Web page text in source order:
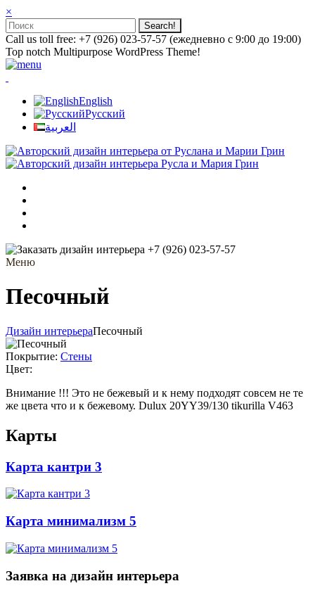
×
Call us toll free: +7 (926) 023-57-57 (ежедневно с 9:00 до 19:00)
Top notch Multipurpose WordPress Theme!
English
Русский
العربية
+7 (926) 023-57-57
Меню
Песочный
Дизайн интерьераПесочный
Покрытие: Стены
Цвет:
Внимание !!! Это не бежевый и к нему подходят совсем не те
же цвета что и к бежевому. Dulux 20YY39/130 tikurilla V463
Карты
Карта кантри 3
Карта минимализм 5
Заявка на дизайн интерьера